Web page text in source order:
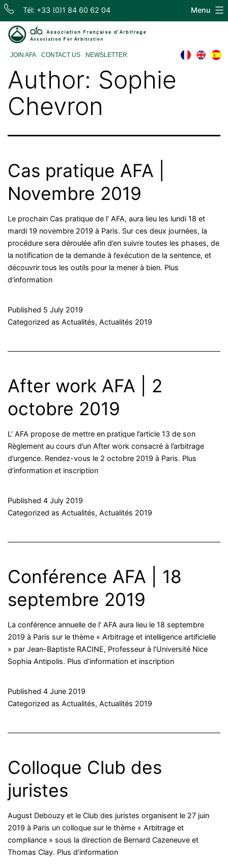
Skip
content
Tél: +33 (0)1 84 60 62 04
d'Arbitrage
JOIN AFA CONTACT US NEWSLETTER
Menu
Author: Sophie
Chevron
Cas pratique AFA |
Novembre 2019
Le prochain Cas pratique de l’ AFA, aura lieu les lundi 18 et
mardi 19 novembre 2019 à Paris. Sur ces deux journées, la
procédure sera déroulée afin d’en suivre toutes les phases, de
la notification de la demande à l’exécution de la sentence, et
découvrir tous les outils pour la mener à bien. Plus
d’information
Published 5 July 2019
Categorized as Actualités, Actualités 2019
After work AFA | 2
octobre 2019
L’ AFA propose de mettre en pratique l’article 13 de son
Règlement au cours d’un After work consacré à l’arbitrage
d’urgence. Rendez-vous le 2 octobre 2019 à Paris. Plus
d’information et inscription
Published 4 July 2019
Categorized as Actualités, Actualités 2019
Conférence AFA | 18
septembre 2019
La conférence annuelle de l’ AFA aura lieu le 18 septembre
2019 à Paris sur le thème « Arbitrage et intelligence artificielle
» par Jean-Baptiste RACINE, Professeur à l’Université Nice
Sophia Antipolis. Plus d’information et inscription
Published 4 June 2019
Categorized as Actualités, Actualités 2019
Colloque Club des
juristes
August Debouzy et le Club des juristes organisent le 27 juin
2019 à Paris un colloque sur le thème « Arbitrage et
compliance » sous la direction de Bernard Cazeneuve et
Thomas Clay. Plus d’information